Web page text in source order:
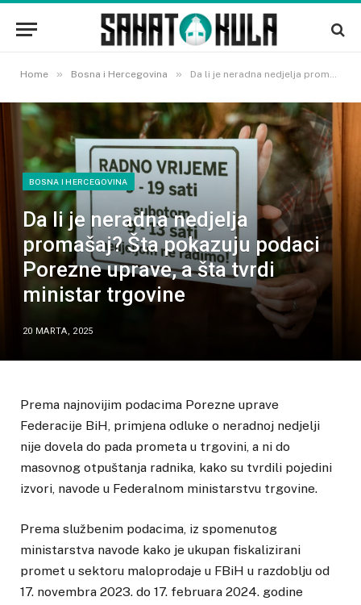
Home » Bosna i Hercegovina » Da li je neradna nedjelja promašaj? Šta pokazuju podaci Porezne uprave, a šta tvrdi ministar trgovine
BOSNA I HERCEGOVINA
Da li je neradna nedjelja
promašaj? Šta pokazuju podaci
Porezne uprave, a šta tvrdi
ministar trgovine
20 MARTA, 2025
Prema najnovijim podacima Porezne uprave
Federacije BiH, primjena odluke o neradnoj nedjelji
nije dovela do pada prometa u trgovini, a ni do
masovnog otpuštanja radnika, kako su tvrdili pojedini
izvori, navode u Federalnom ministarstvu trgovine.
Prema službenim podacima, iz spomenutog
ministarstva navode kako je ukupan fiskalizirani
promet u sektoru maloprodaje u FBiH u razdoblju od
17. novembra 2023. do 17. februara 2024. godine